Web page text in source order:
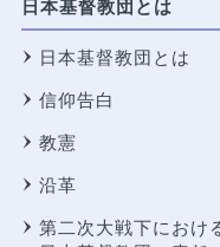
日本基督教団とは
日本基督教団とは
信仰告白
教憲
沿革
第二次大戦下におけ